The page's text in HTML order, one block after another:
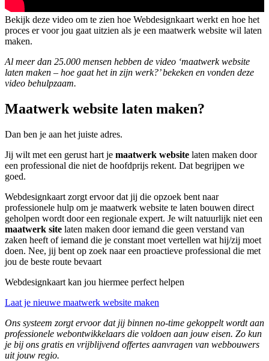
Bekijk deze video om te zien hoe Webdesignkaart werkt en hoe het
proces er voor jou gaat uitzien als je een maatwerk website wil laten
maken.
Al meer dan 25.000 mensen hebben de video ‘maatwerk website
laten maken – hoe gaat het in zijn werk?’ bekeken en vonden deze
video behulpzaam.
Maatwerk website laten maken?
Dan ben je aan het juiste adres.
Jij wilt met een gerust hart je maatwerk website laten maken door
een professional die niet de hoofdprijs rekent. Dat begrijpen we
goed.
Webdesignkaart zorgt ervoor dat jij die opzoek bent naar
professionele hulp om je maatwerk website te laten bouwen direct
geholpen wordt door een regionale expert. Je wilt natuurlijk niet een
maatwerk site laten maken door iemand die geen verstand van
zaken heeft of iemand die je constant moet vertellen wat hij/zij moet
doen. Nee, jij bent op zoek naar een proactieve professional die met
jou de beste route bevaart
Webdesignkaart kan jou hiermee perfect helpen
Laat je nieuwe maatwerk website maken
Ons systeem zorgt ervoor dat jij binnen no-time gekoppelt wordt aan
professionele webontwikkelaars die voldoen aan jouw eisen. Zo kun
je bij ons gratis en vrijblijvend offertes aanvragen van webbouwers
uit jouw regio.